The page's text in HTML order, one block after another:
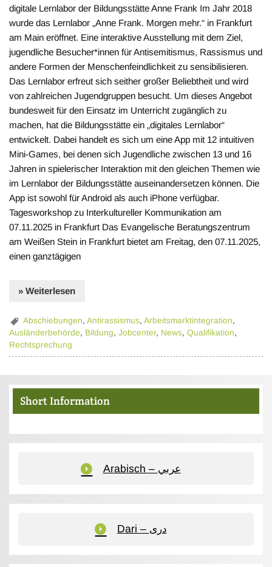
digitale Lernlabor der Bildungsstätte Anne Frank Im Jahr 2018
wurde das Lernlabor „Anne Frank. Morgen mehr.“ in Frankfurt
am Main eröffnet. Eine interaktive Ausstellung mit dem Ziel,
jugendliche Besucher*innen für Antisemitismus, Rassismus und
andere Formen der Menschenfeindlichkeit zu sensibilisieren.
Das Lernlabor erfreut sich seither großer Beliebtheit und wird
von zahlreichen Jugendgruppen besucht. Um dieses Angebot
bundesweit für den Einsatz im Unterricht zugänglich zu
machen, hat die Bildungsstätte ein „digitales Lernlabor“
entwickelt. Dabei handelt es sich um eine App mit 12 intuitiven
Mini-Games, bei denen sich Jugendliche zwischen 13 und 16
Jahren in spielerischer Interaktion mit den gleichen Themen wie
im Lernlabor der Bildungsstätte auseinandersetzen können. Die
App ist sowohl für Android als auch iPhone verfügbar.
Tagesworkshop zu Interkultureller Kommunikation am
07.11.2025 in Frankfurt Das Evangelische Beratungszentrum
am Weißen Stein in Frankfurt bietet am Freitag, den 07.11.2025,
einen ganztägigen
» Weiterlesen
Abschiebungen,Antirassismus,Arbeitsmarktintegration,
Ausländerbehörde, Bildung,Jobcenter, News,Qualifikation,
Rechtsprechung
Short Information
Arabisch – عربي
Dari – دری